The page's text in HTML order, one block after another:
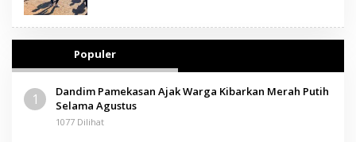
Populer
1
Dandim Pamekasan Ajak Warga Kibarkan Merah Putih
Selama Agustus
1077 Dilihat